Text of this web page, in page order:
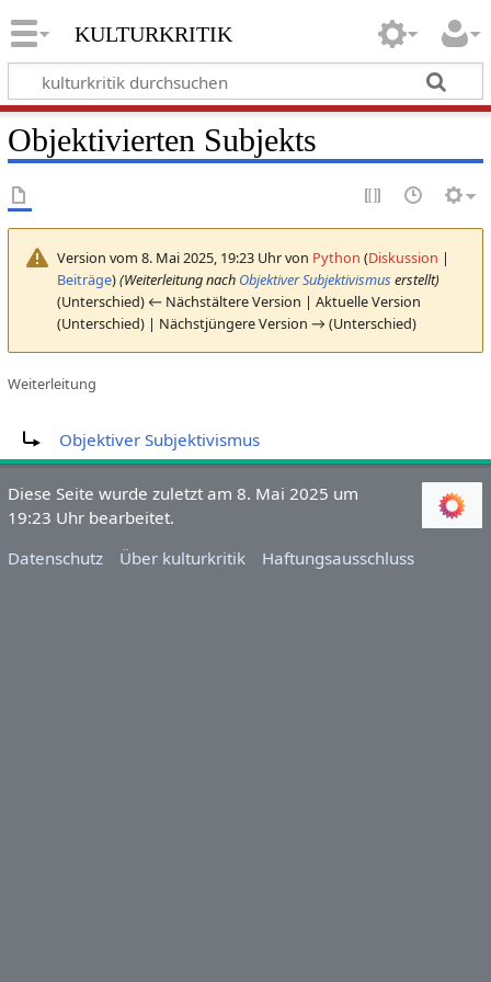
kulturkritik
Objektivierten Subjekts
Version vom 8. Mai 2025, 19:23 Uhr von Python (Diskussion |
Beiträge)(Weiterleitung nach Objektiver Subjektivismus erstellt)
(Unterschied) ← Nächstältere Version | Aktuelle Version
(Unterschied) | Nächstjüngere Version → (Unterschied)
Weiterleitung
Objektiver Subjektivismus
Diese Seite wurde zuletzt am 8. Mai 2025 um
19:23 Uhr bearbeitet.
Datenschutz
Über kulturkritik Haftungsausschluss